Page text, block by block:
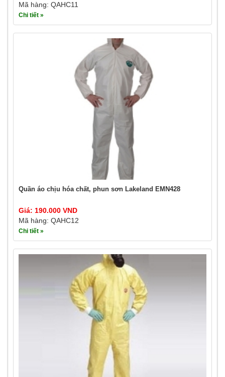
Mã hàng: QAHC11
Chi tiết »
Quần áo chịu hóa chất, phun sơn Lakeland EMN428
Giá: 190.000 VND
Mã hàng: QAHC12
Chi tiết »